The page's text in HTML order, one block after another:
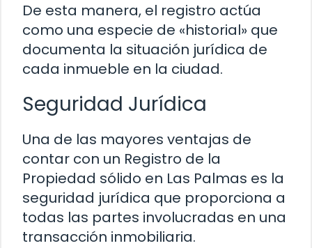
De esta manera, el registro actúa
como una especie de «historial» que
documenta la situación jurídica de
cada inmueble en la ciudad.
Seguridad Jurídica
Una de las mayores ventajas de
contar con un Registro de la
Propiedad sólido en Las Palmas es la
seguridad jurídica que proporciona a
todas las partes involucradas en una
transacción inmobiliaria.